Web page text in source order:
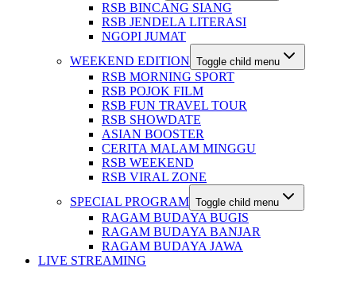
RSB BINCANG SIANG
RSB JENDELA LITERASI
NGOPI JUMAT
WEEKEND EDITION Toggle child menu
RSB MORNING SPORT
RSB POJOK FILM
RSB FUN TRAVEL TOUR
RSB SHOWDATE
ASIAN BOOSTER
CERITA MALAM MINGGU
RSB WEEKEND
RSB VIRAL ZONE
SPECIAL PROGRAM Toggle child menu
RAGAM BUDAYA BUGIS
RAGAM BUDAYA BANJAR
RAGAM BUDAYA JAWA
LIVE STREAMING